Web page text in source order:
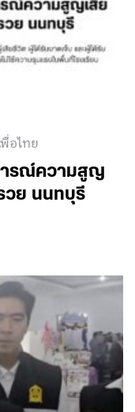
อไทย
ารณ์ความสูญ
วย นนทบุรี